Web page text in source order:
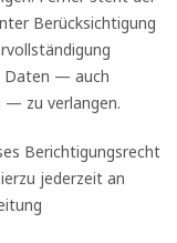
Berücksichtigung
Daten — auch
— zu verlangen.
Berichtigungsrecht
jederzeit an